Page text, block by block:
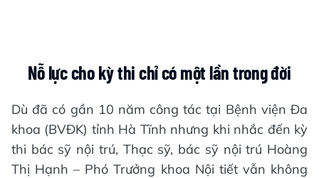
Nỗ lực cho kỳ thi chỉ có một lần trong đời
Dù đã có gần 10 năm công tác tại Bệnh viện Đa
khoa (BVĐK) tỉnh Hà Tĩnh nhưng khi nhắc đến kỳ
thi bác sỹ nội trú, Thạc sỹ, bác sỹ nội trú Hoàng
Thị Hạnh – Phó Trưởng khoa Nội tiết vẫn không